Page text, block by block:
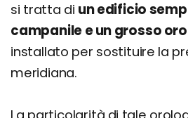
si tratta di un edificio
campanile e un grosso
installato per sostituire la
meridiana.